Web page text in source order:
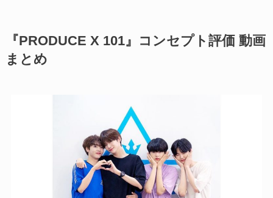
『PRODUCE X 101』コンセプト評価 動画
まとめ